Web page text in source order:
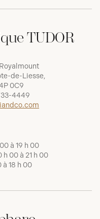
TUDOR
de-Liesse,
0C9
4449
à 19 h 00
00 à 21 h 00
18 h 00